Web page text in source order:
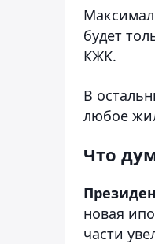
будет
КЖК.
В
любое
Что
новая
части